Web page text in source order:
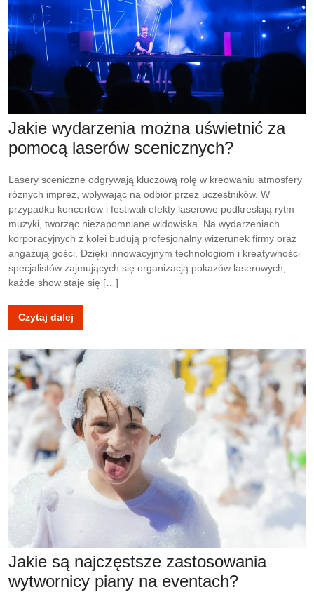
Jakie wydarzenia można uświetnić za
pomocą laserów scenicznych?
Lasery sceniczne odgrywają kluczową rolę w kreowaniu atmosfery
różnych imprez, wpływając na odbiór przez uczestników. W
przypadku koncertów i festiwali efekty laserowe podkreślają rytm
muzyki, tworząc niezapomniane widowiska. Na wydarzeniach
korporacyjnych z kolei budują profesjonalny wizerunek firmy oraz
angażują gości. Dzięki innowacyjnym technologiom i kreatywności
specjalistów zajmujących się organizacją pokazów laserowych,
każde show staje się […]
Czytaj dalej
Jakie są najczęstsze zastosowania
wytwornicy piany na eventach?